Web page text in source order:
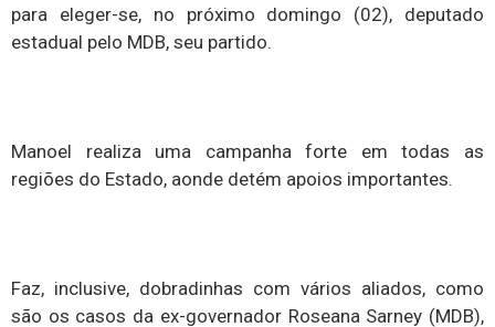
para eleger-se, no próximo domingo (02), deputado
estadual pelo MDB, seu partido.
Manoel realiza uma campanha forte em todas as
regiões do Estado, aonde detém apoios importantes.
Faz, inclusive, dobradinhas com vários aliados, como
são os casos da ex-governador Roseana Sarney (MDB),